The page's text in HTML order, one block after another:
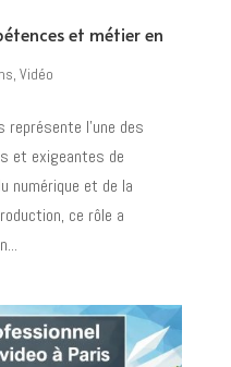
et métier en
, Vidéo
représente l'une des
et exigeantes de
numérique et de la
ce rôle a